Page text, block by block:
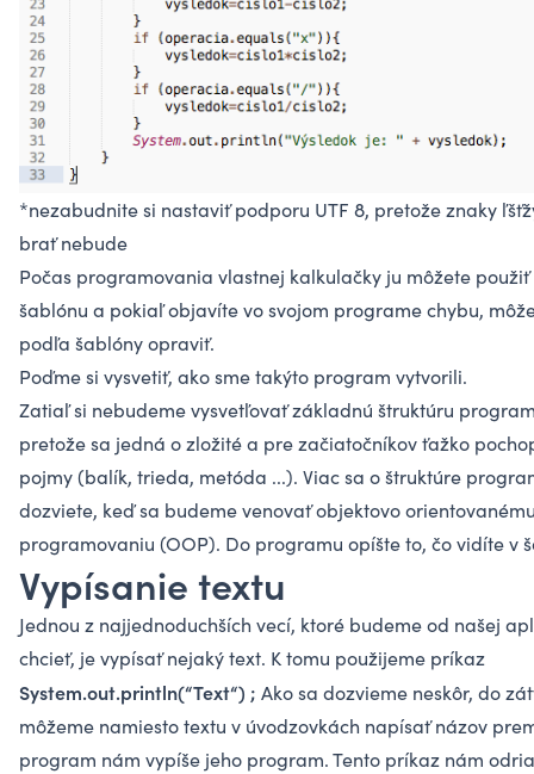
*nezabudnite si nastaviť podporu UTF 8, pretože znaky
brať nebude
Počas programovania vlastnej kalkulačky ju môžete použiť
šablónu a pokiaľ objavíte vo svojom programe chybu,
podľa šablóny opraviť.
Poďme si vysvetiť, ako sme takýto program vytvorili.
Zatiaľ si nebudeme vysvetľovať základnú štruktúru
pretože sa jedná o zložité a pre začiatočníkov ťažko
pojmy (balík, trieda, metóda ...). Viac sa o štruktúre
dozviete, keď sa budeme venovať objektovo
programovaniu (OOP). Do programu opíšte to, čo vidíte v
Vypísanie textu
Jednou z najjednoduchších vecí, ktoré budeme od našej
chcieť, je vypísať nejaký text. K tomu použijeme príkaz
System.out.println(“Text“) ; Ako sa dozvieme neskôr, do
môžeme namiesto textu v úvodzovkách napísať názov
program nám vypíše jeho program. Tento príkaz nám